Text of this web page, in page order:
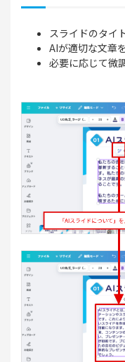
スライドのタイ
AIが適切な文章
必要に応じて微